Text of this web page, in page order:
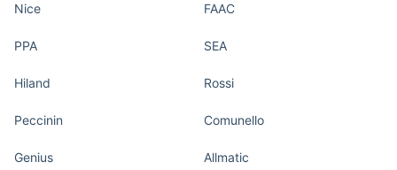
Nice FAAC
PPA SEA
Hiland Rossi
Peccinin Comunello
Genius Allmatic